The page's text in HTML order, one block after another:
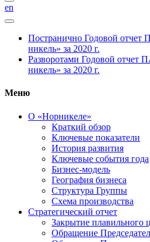
en
Постранично Годовой
никель» за 2020 г.
Разворотами Годовой отчет
никель» за 2020 г.
Меню
О «Норникеле»
Краткий обзор
Ключевые показатели
История развития
Ключевые события года
Бизнес-модель
География бизнеса
Структура Группы
Схема производства
Стратегический отчет
Закрытие плавильного
Обращение